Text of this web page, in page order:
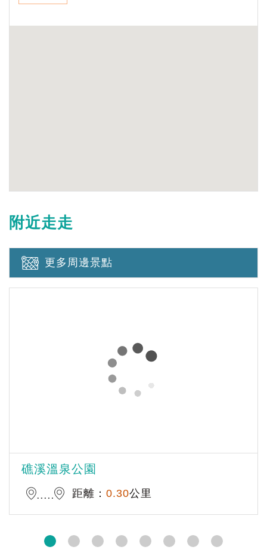
附近走走
更多周邊景點
礁溪溫泉公園
距離： 0.30公里